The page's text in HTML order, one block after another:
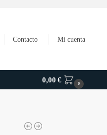
Contacto Mi cuenta
0,00€ 0